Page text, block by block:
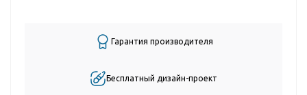
Гарантия производителя
Бесплатный дизайн-проект